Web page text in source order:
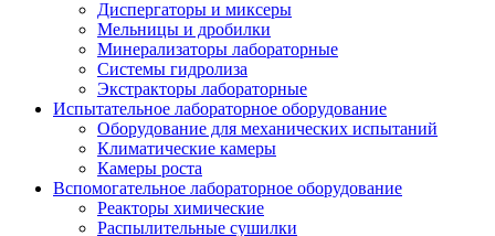
Диспергаторы и миксеры
Мельницы и дробилки
Минерализаторы лабораторные
Системы гидролиза
Экстракторы лабораторные
Испытательное лабораторное оборудование
Оборудование для механических испытаний
Климатические камеры
Камеры роста
Вспомогательное лабораторное оборудование
Реакторы химические
Распылительные сушилки